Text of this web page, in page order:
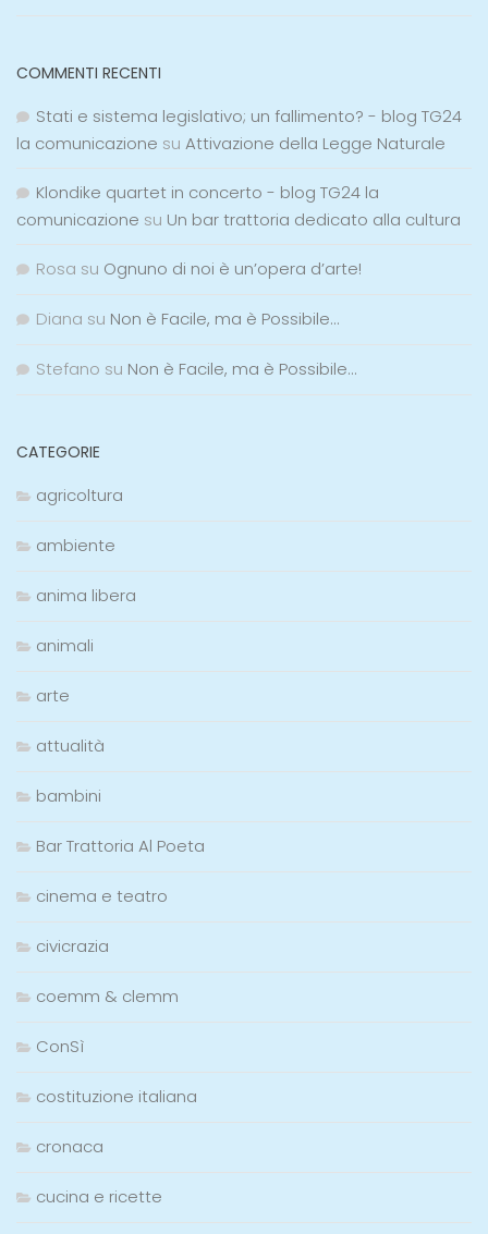
COMMENTI RECENTI
Stati e sistema legislativo; un fallimento? - blog TG24
la comunicazione su Attivazione della Legge Naturale
Klondike quartet in concerto - blog TG24 la
comunicazione su Un bar trattoria dedicato alla cultura
Rosa su Ognuno di noi è un’opera d’arte!
Diana su Non è Facile, ma è Possibile…
Stefano su Non è Facile, ma è Possibile…
CATEGORIE
agricoltura
ambiente
anima libera
animali
arte
attualità
bambini
Bar Trattoria Al Poeta
cinema e teatro
civicrazia
coemm & clemm
ConSì
costituzione italiana
cronaca
cucina e ricette